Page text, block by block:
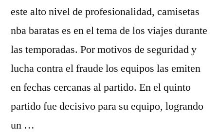
este alto nivel de profesionalidad, camisetas
nba baratas es en el tema de los viajes durante
las temporadas. Por motivos de seguridad y
lucha contra el fraude los equipos las emiten
en fechas cercanas al partido. En el quinto
partido fue decisivo para su equipo, logrando
un …